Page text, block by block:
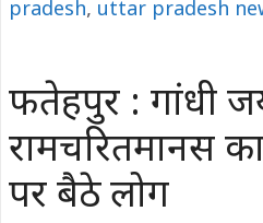
pradesh, uttar pradesh
फतेहपुर : गांधी
रामचरितमानस
पर बैठे लोग